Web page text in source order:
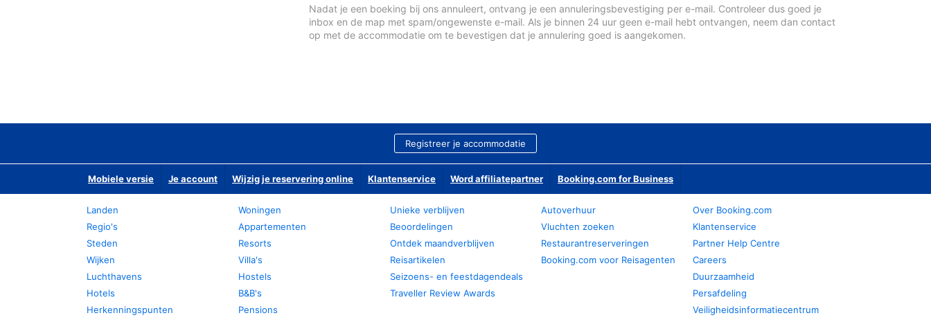
Nadat je een boeking bij ons annuleert, ontvang je een annuleringsbevestiging per e-mail. Controleer dus goed je
inbox en de map met spam/ongewenste e-mail. Als je binnen 24 uur geen e-mail hebt ontvangen, neem dan contact
op met de accommodatie om te bevestigen dat je annulering goed is aangekomen.
Registreer je accommodatie
Mobiele versie Je account Wijzig je reservering online Klantenservice Word affiliatepartner Booking.com for Business
Landen
Regio's
Steden
Wijken
Luchthavens
Hotels
Herkenningspunten
Woningen
Appartementen
Resorts
Villa's
Hostels
B&B's
Pensions
Unieke verblijven
Beoordelingen
Ontdek maandverblijven
Reisartikelen
Seizoens- en feestdagendeals
Traveller Review Awards
Autoverhuur
Vluchten zoeken
Restaurantreserveringen
Booking.com voor Reisagenten
Over Booking.com
Klantenservice
Partner Help Centre
Careers
Duurzaamheid
Persafdeling
Veiligheidsinformatiecentrum